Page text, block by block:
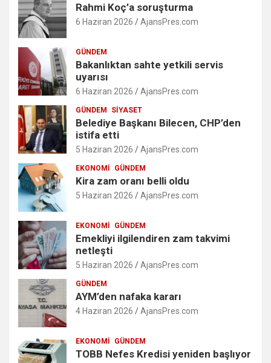
Rahmi Koç’a soruşturma
6 Haziran 2026 AjansPres.com
GÜNDEM
Bakanlıktan sahte yetkili servis
uyarısı
6 Haziran 2026 AjansPres.com
GÜNDEM SIYASET
Belediye Başkanı Bilecen, CHP’den
istifa etti
5 Haziran 2026 AjansPres.com
EKONOMI GÜNDEM
Kira zam oranı belli oldu
5 Haziran 2026 AjansPres.com
EKONOMI GÜNDEM
Emekliyi ilgilendiren zam takvimi
netleşti
5 Haziran 2026 AjansPres.com
GÜNDEM
AYM’den nafaka kararı
4 Haziran 2026 AjansPres.com
EKONOMI GÜNDEM
TOBB Nefes Kredisi yeniden başlıyor